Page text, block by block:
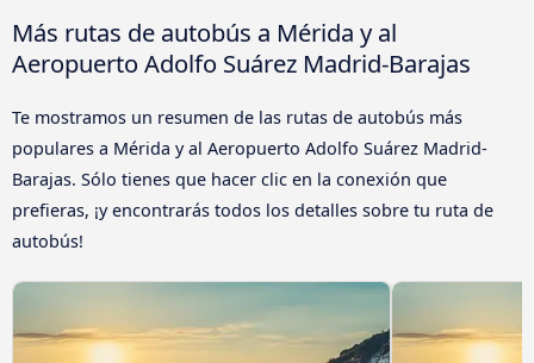
Más rutas de autobús a Mérida y al
Aeropuerto Adolfo Suárez Madrid-Barajas
Te mostramos un resumen de las rutas de autobús más
populares a Mérida y al Aeropuerto Adolfo Suárez Madrid-
Barajas. Sólo tienes que hacer clic en la conexión que
prefieras, ¡y encontrarás todos los detalles sobre tu ruta de
autobús!